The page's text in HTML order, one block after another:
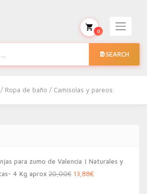
SEARCH
0
/ Ropa de baño / Camisolas y pareos
para zumo de Valencia | Naturales y
4 Kg aprox 20,00€ El
13,88€El